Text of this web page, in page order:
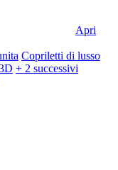
Apri
Copriletti di lusso
+ 2 successivi